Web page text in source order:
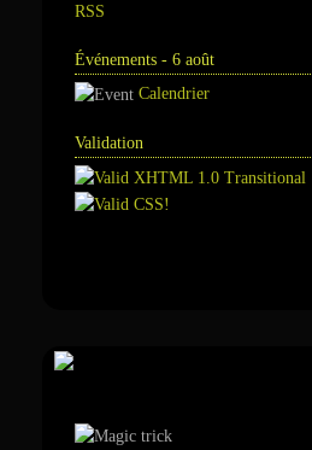
RSS
Événements - 6 août
Calendrier
Validation